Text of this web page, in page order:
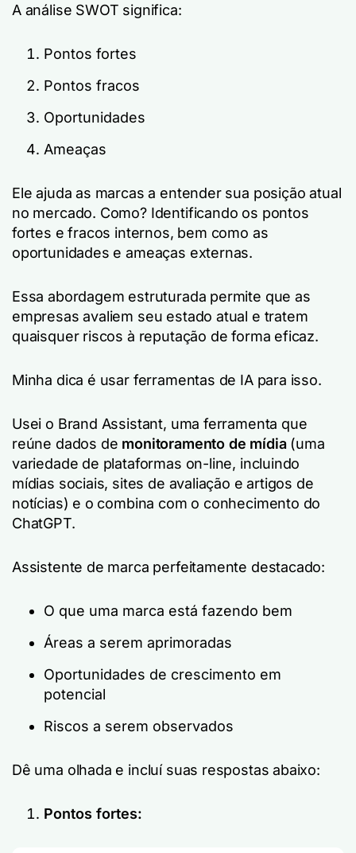
A análise SWOT significa:
Pontos fortes
Pontos fracos
Oportunidades
Ameaças
Ele ajuda as marcas a entender sua posição atual
no mercado. Como? Identificando os pontos
fortes e fracos internos, bem como as
oportunidades e ameaças externas.
Essa abordagem estruturada permite que as
empresas avaliem seu estado atual e tratem
quaisquer riscos à reputação de forma eficaz.
Minha dica é usar ferramentas de IA para isso.
Usei o Brand Assistant, uma ferramenta que
reúne dados de monitoramento de mídia(uma
variedade de plataformas on-line, incluindo
mídias sociais, sites de avaliação e artigos de
notícias) e o combina com o conhecimento do
ChatGPT.
Assistente de marca perfeitamente destacado:
O que uma marca está fazendo bem
Áreas a serem aprimoradas
Oportunidades de crescimento em
potencial
Riscos a serem observados
Dê uma olhada e incluí suas respostas abaixo:
Pontos fortes: